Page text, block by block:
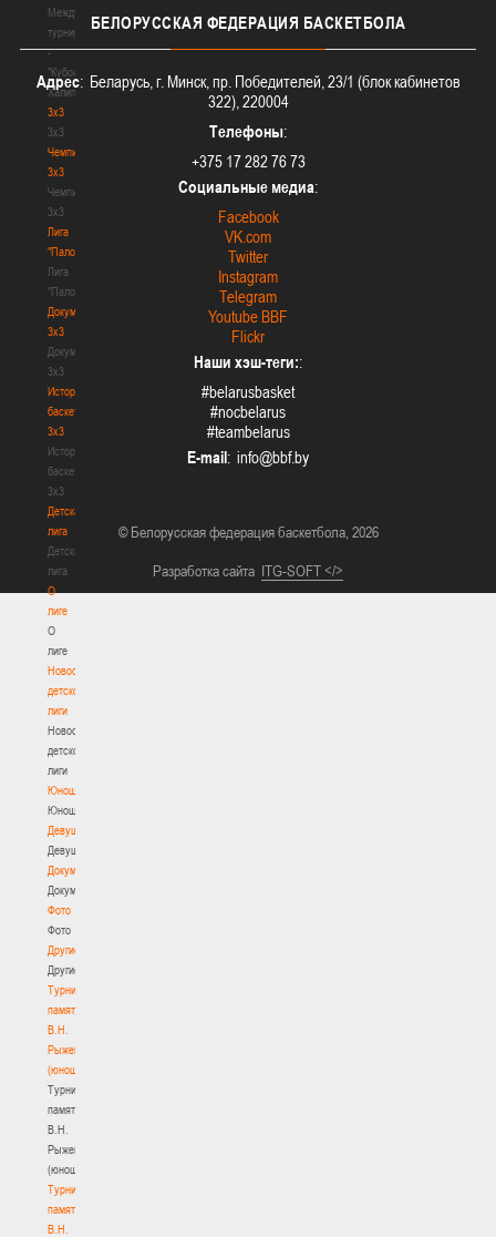
Международный
турнир
-
"Кубок
Халипского"
3x3
3x3
Чемпионат
3х3
Чемпионат
3х3
Лига
"Палова"
Лига
"Палова"
Документы
3х3
Документы
3х3
История
баскетбола
3х3
История
баскетбола
3х3
Детская
лига
Детская
лига
О
лиге
О
лиге
Новости
детской
лиги
Новости
детской
лиги
Юноши
Юноши
Девушки
Девушки
Документы
Документы
Фото
Фото
Другие
Другие
Турнир
памяти
В.Н.
Рыженкова
(юноши)
Турнир
памяти
В.Н.
Рыженкова
(юноши)
Турнир
памяти
В.Н.
БЕЛОРУССКАЯ ФЕДЕРАЦИЯ БАСКЕТБОЛА
Адрес: Беларусь, г. Минск, пр. Победителей, 23/1 (блок кабинетов
322), 220004
Телефоны:
+375 17 282 76 73
Социальные медиа:
Facebook
VK.com
Twitter
Instagram
Telegram
Youtube BBF
Flickr
Наши хэш-теги::
#belarusbasket
#nocbelarus
#teambelarus
E-mail:
© Белорусская федерация баскетбола, 2026
Разработка сайта ITG-SOFT </>